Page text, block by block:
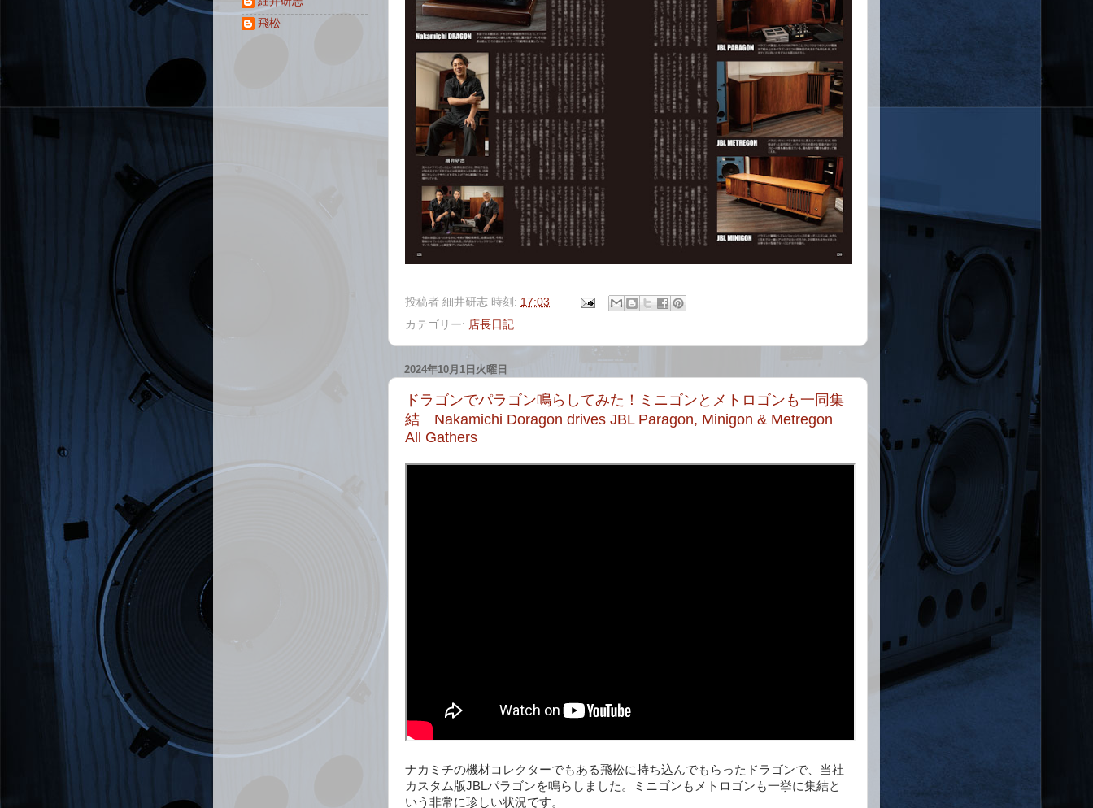
投稿者 細井研志 時刻: 17:03
カテゴリー: 店長日記
2024年10月1日火曜日
ドラゴンでパラゴン鳴らしてみた！ミニゴンとメトロゴンも一同集
結 Nakamichi Doragon drives JBL Paragon, Minigon & Metregon
All Gathers
ナカミチの機材コレクターでもある飛松に持ち込んでもらったドラゴンで、当社
カスタム版JBLパラゴンを鳴らしました。ミニゴンもメトロゴンも一挙に集結と
いう非常に珍しい状況です。
飛松